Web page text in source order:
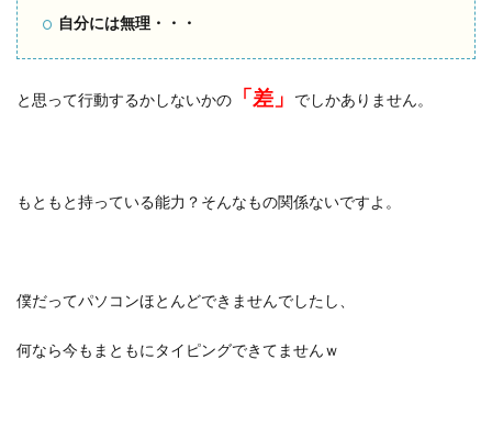
自分には無理・・・
と思って行動するかしないかの 「差」 でしかありません。
もともと持っている能力？そんなもの関係ないですよ。
僕だってパソコンほとんどできませんでしたし、
何なら今もまともにタイピングできてませんｗ